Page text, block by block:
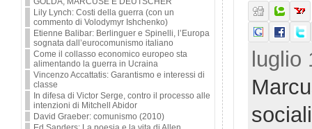
Lily Lynch: Costi della guerra (con un
commento di Volodymyr Ishchenko)
Etienne Balibar: Berlinguer e Spinelli, l’Europa
sognata dall’eurocomunismo italiano
Come il collasso economico europeo sta
alimentando la guerra in Ucraina
Vincenzo Accattatis: Garantismo e interessi di
classe
In difesa di Victor Serge, contro il processo alle
intenzioni di Mitchell Abidor
David Graeber: comunismo (2010)
luglio